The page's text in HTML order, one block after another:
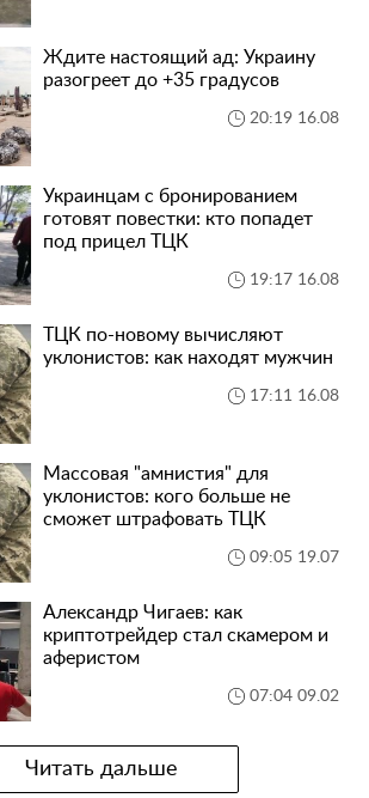
Ждите настоящий ад: Украину
разогреет до +35 градусов
20:19 16.08
Украинцам с бронированием
готовят повестки: кто попадет
под прицел ТЦК
19:17 16.08
ТЦК по-новому вычисляют
уклонистов: как находят мужчин
17:11 16.08
Массовая "амнистия" для
уклонистов: кого больше не
сможет штрафовать ТЦК
09:05 19.07
Александр Чигаев: как
криптотрейдер стал скамером и
аферистом
07:04 09.02
Читать дальше